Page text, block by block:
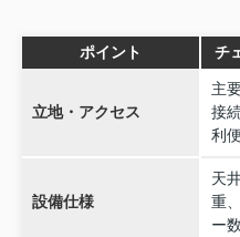
ポイント チ
立地・アクセス
主
接
利
設備仕様
天
重
ー